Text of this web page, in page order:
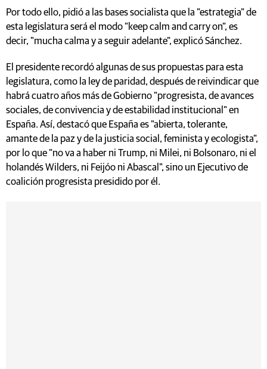
Por todo ello, pidió a las bases socialista que la "estrategia" de
esta legislatura será el modo "keep calm and carry on", es
decir, "mucha calma y a seguir adelante", explicó Sánchez.
El presidente recordó algunas de sus propuestas para esta
legislatura, como la ley de paridad, después de reivindicar que
habrá cuatro años más de Gobierno "progresista, de avances
sociales, de convivencia y de estabilidad institucional" en
España. Así, destacó que España es "abierta, tolerante,
amante de la paz y de la justicia social, feminista y ecologista",
por lo que "no va a haber ni Trump, ni Milei, ni Bolsonaro, ni el
holandés Wilders, ni Feijóo ni Abascal", sino un Ejecutivo de
coalición progresista presidido por él.